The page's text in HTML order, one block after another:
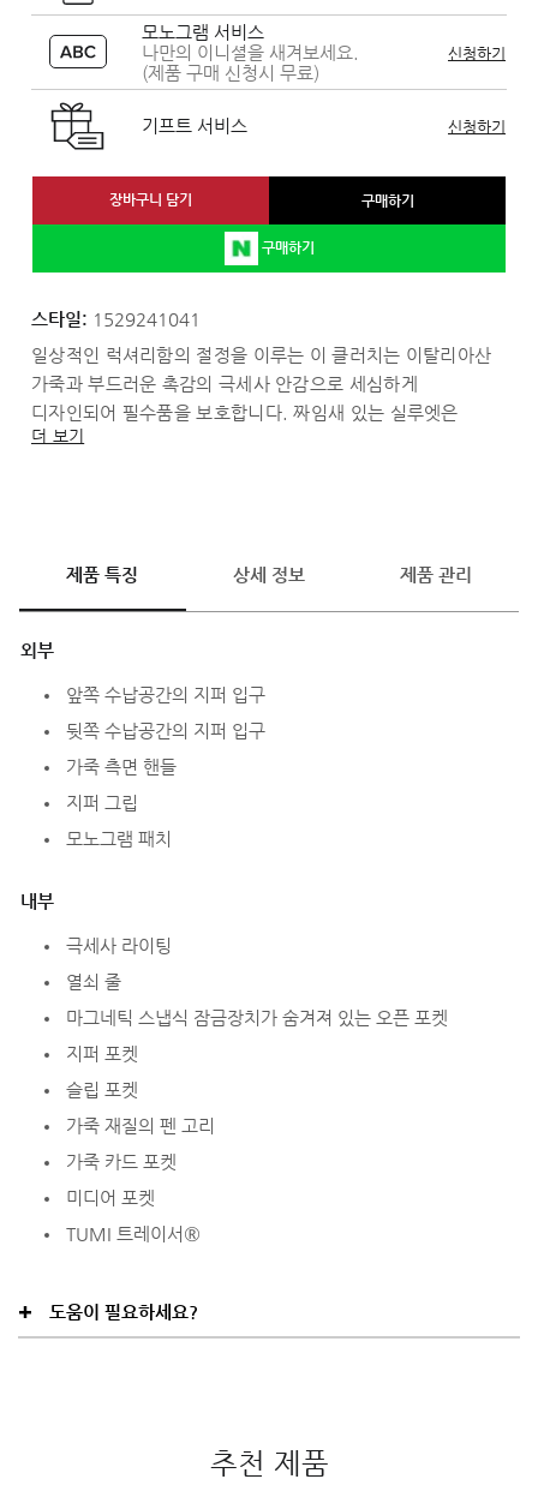
모노그램 서비스
나만의 이니셜을 새겨보세요.
(제품 구매 신청시 무료)
신청하기
기프트 서비스 신청하기
장바구니 담기 구매하기
구매하기
스타일: 1529241041
일상적인 럭셔리함의 절정을 이루는 이 클러치는 이탈리아산
가죽과 부드러운 촉감의 극세사 안감으로 세심하게
디자인되어 필수품을 보호합니다. 짜임새 있는 실루엣은
세련미와 일상의 럭셔리함의 절정을 이룹니다.
더 보기
제품 특징 상세 정보 제품 관리
외부
앞쪽 수납공간의 지퍼 입구
뒷쪽 수납공간의 지퍼 입구
가죽 측면 핸들
지퍼 그립
모노그램 패치
내부
극세사 라이팅
열쇠 줄
마그네틱 스냅식 잠금장치가 숨겨져 있는 오픈 포켓
지퍼 포켓
슬립 포켓
가죽 재질의 펜 고리
가죽 카드 포켓
미디어 포켓
TUMI 트레이서®
도움이 필요하세요?
추천 제품